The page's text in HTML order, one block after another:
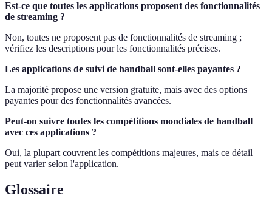
Est-ce que toutes les applications proposent des fonctionnalités
de streaming ?
Non, toutes ne proposent pas de fonctionnalités de streaming ;
vérifiez les descriptions pour les fonctionnalités précises.
Les applications de suivi de handball sont-elles payantes ?
La majorité propose une version gratuite, mais avec des options
payantes pour des fonctionnalités avancées.
Peut-on suivre toutes les compétitions mondiales de handball
avec ces applications ?
Oui, la plupart couvrent les compétitions majeures, mais ce détail
peut varier selon l'application.
Glossaire